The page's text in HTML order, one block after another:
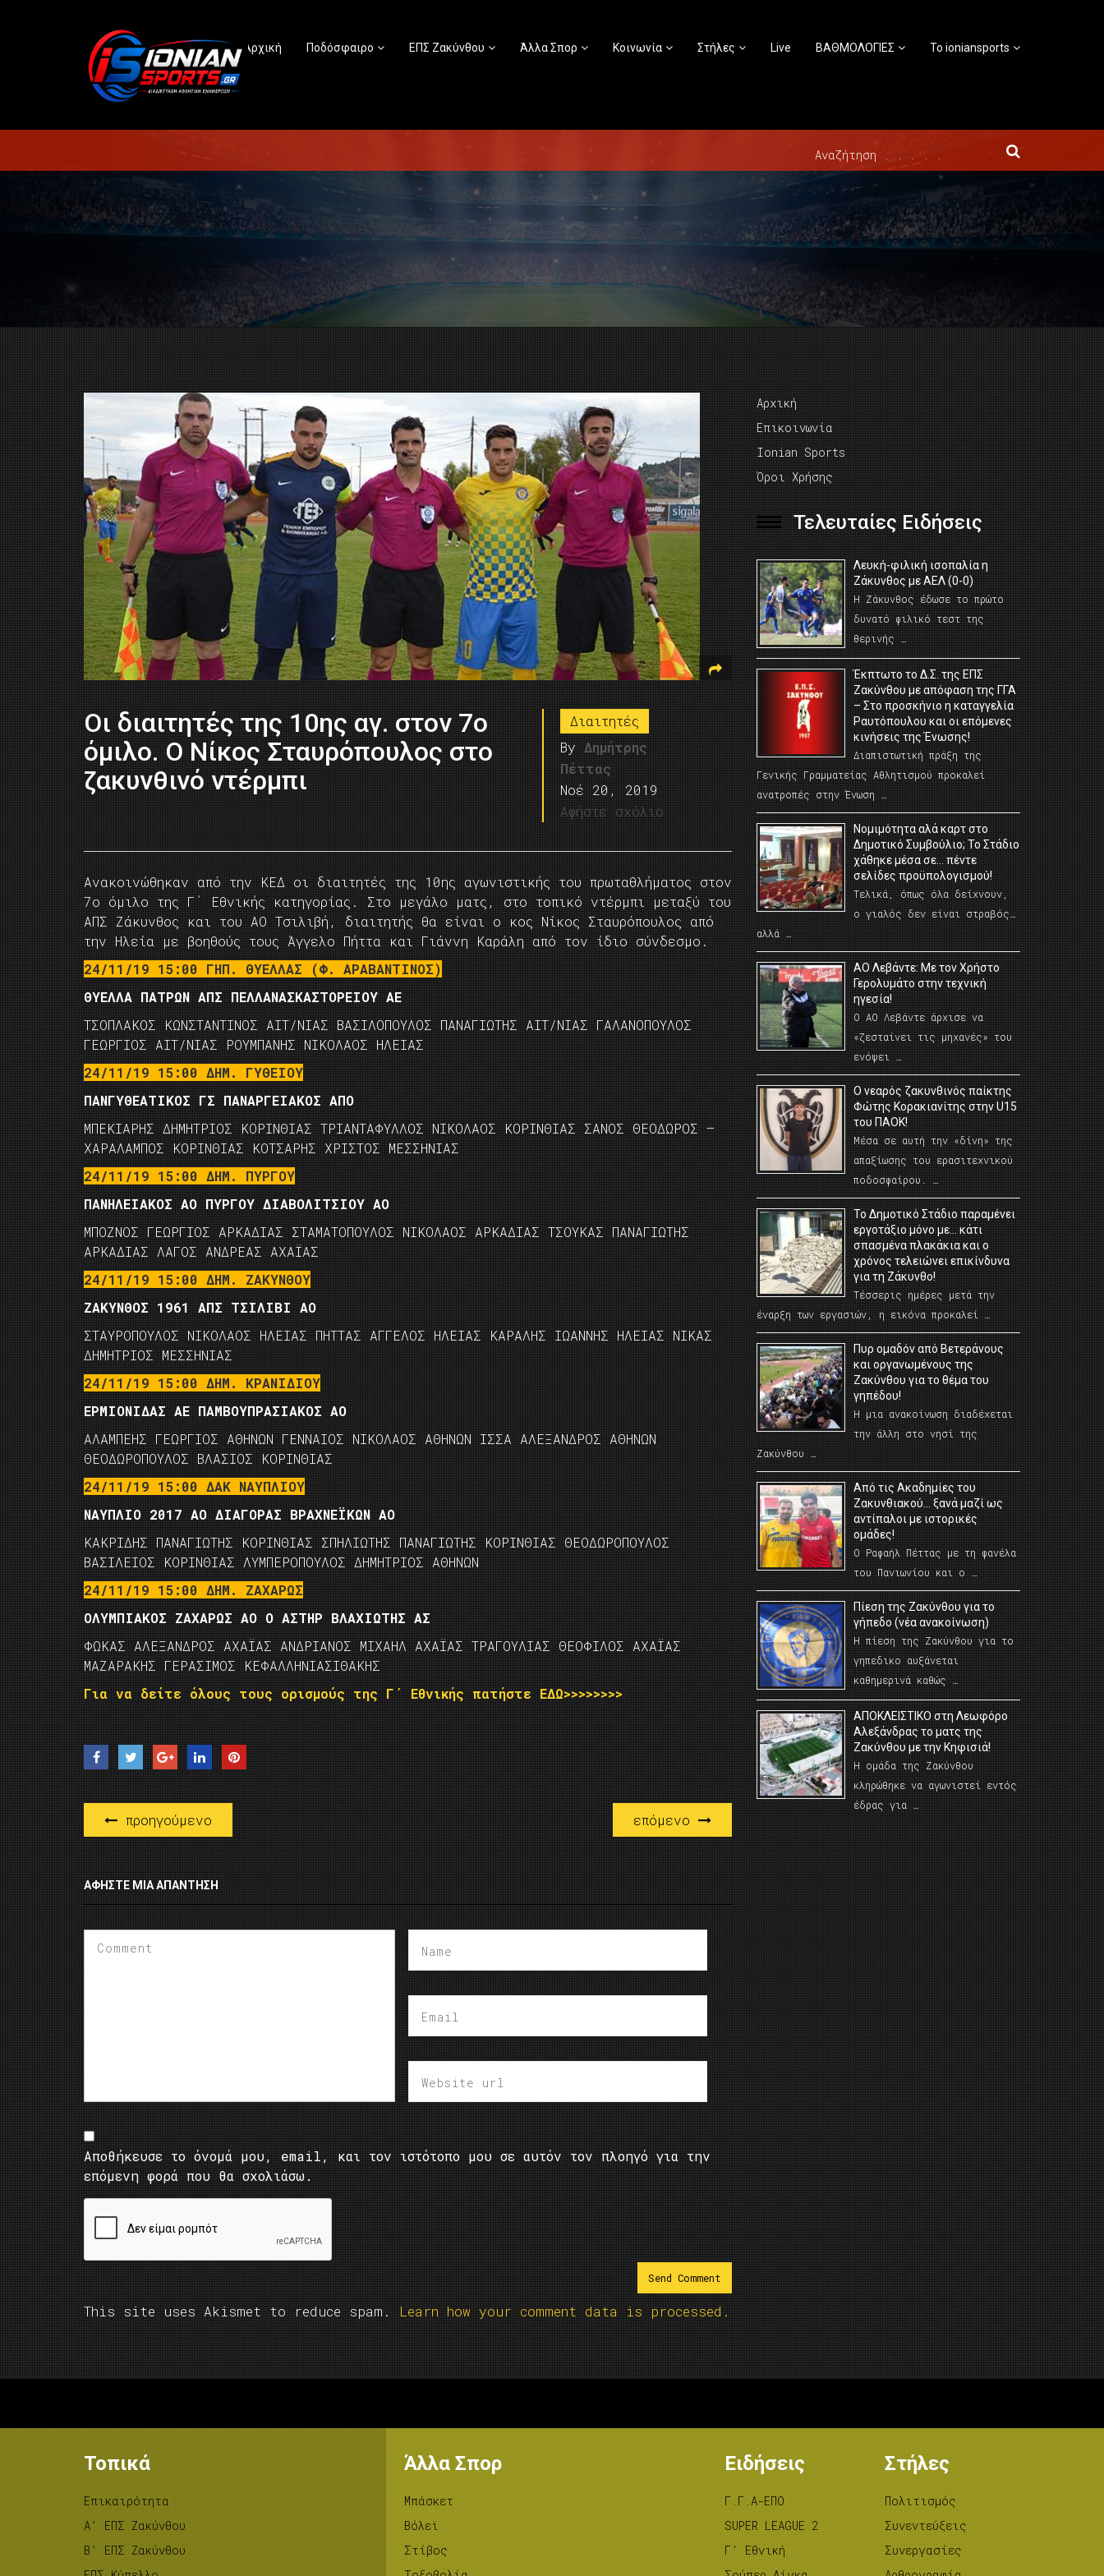
Αρχική Ποδόσφαιρο ΕΠΣ Ζακύνθου Άλλα Σπορ Κοινωνία Στήλες Live ΒΑΘΜΟΛΟΓΙΕΣ Το ioniansports
Οι διαιτητές της 10ης αγ. στον 7ο
όμιλο. Ο Νίκος Σταυρόπουλος στο
ζακυνθινό ντέρμπι
Διαιτητές
By Δημήτρης
Πέττας
Νοέ 20, 2019
Αφήστε σχόλιο
Ανακοινώθηκαν από την ΚΕΔ οι διαιτητές της 10ης αγωνιστικής του πρωταθλήματος στον
7ο όμιλο της Γ΄ Εθνικής κατηγορίας. Στο μεγάλο ματς, στο τοπικό ντέρμπι μεταξύ του
ΑΠΣ Ζάκυνθος και του ΑΟ Τσιλιβή, διαιτητής θα είναι ο κος Νίκος Σταυρόπουλος από
την Ηλεία με βοηθούς τους Άγγελο Πήττα και Γιάννη Καράλη από τον ίδιο σύνδεσμο.
24/11/19 15:00 ΓΗΠ. ΘΥΕΛΛΑΣ (Φ. ΑΡΑΒΑΝΤΙΝΟΣ)
ΘΥΕΛΛΑ ΠΑΤΡΩΝ ΑΠΣ ΠΕΛΛΑΝΑΣΚΑΣΤΟΡΕΙΟΥ ΑΕ
ΤΣΟΠΛΑΚΟΣ ΚΩΝΣΤΑΝΤΙΝΟΣ ΑΙΤ/ΝΙΑΣ ΒΑΣΙΛΟΠΟΥΛΟΣ ΠΑΝΑΓΙΩΤΗΣ ΑΙΤ/ΝΙΑΣ ΓΑΛΑΝΟΠΟΥΛΟΣ
ΓΕΩΡΓΙΟΣ ΑΙΤ/ΝΙΑΣ ΡΟΥΜΠΑΝΗΣ ΝΙΚΟΛΑΟΣ ΗΛΕΙΑΣ
24/11/19 15:00 ΔΗΜ. ΓΥΘΕΙΟΥ
ΠΑΝΓΥΘΕΑΤΙΚΟΣ ΓΣ ΠΑΝΑΡΓΕΙΑΚΟΣ ΑΠΟ
ΜΠΕΚΙΑΡΗΣ ΔΗΜΗΤΡΙΟΣ ΚΟΡΙΝΘΙΑΣ ΤΡΙΑΝΤΑΦΥΛΛΟΣ ΝΙΚΟΛΑΟΣ ΚΟΡΙΝΘΙΑΣ ΣΑΝΟΣ ΘΕΟΔΩΡΟΣ –
ΧΑΡΑΛΑΜΠΟΣ ΚΟΡΙΝΘΙΑΣ ΚΟΤΣΑΡΗΣ ΧΡΙΣΤΟΣ ΜΕΣΣΗΝΙΑΣ
24/11/19 15:00 ΔΗΜ. ΠΥΡΓΟΥ
ΠΑΝΗΛΕΙΑΚΟΣ ΑΟ ΠΥΡΓΟΥ ΔΙΑΒΟΛΙΤΣΙΟΥ ΑΟ
ΜΠΟΖΝΟΣ ΓΕΩΡΓΙΟΣ ΑΡΚΑΔΙΑΣ ΣΤΑΜΑΤΟΠΟΥΛΟΣ ΝΙΚΟΛΑΟΣ ΑΡΚΑΔΙΑΣ ΤΣΟΥΚΑΣ ΠΑΝΑΓΙΩΤΗΣ
ΑΡΚΑΔΙΑΣ ΛΑΓΟΣ ΑΝΔΡΕΑΣ ΑΧΑΪΑΣ
24/11/19 15:00 ΔΗΜ. ΖΑΚΥΝΘΟΥ
ΖΑΚΥΝΘΟΣ 1961 ΑΠΣ ΤΣΙΛΙΒΙ ΑΟ
ΣΤΑΥΡΟΠΟΥΛΟΣ ΝΙΚΟΛΑΟΣ ΗΛΕΙΑΣ ΠΗΤΤΑΣ ΑΓΓΕΛΟΣ ΗΛΕΙΑΣ ΚΑΡΑΛΗΣ ΙΩΑΝΝΗΣ ΗΛΕΙΑΣ ΝΙΚΑΣ
ΔΗΜΗΤΡΙΟΣ ΜΕΣΣΗΝΙΑΣ
24/11/19 15:00 ΔΗΜ. ΚΡΑΝΙΔΙΟΥ
ΕΡΜΙΟΝΙΔΑΣ ΑΕ ΠΑΜΒΟΥΠΡΑΣΙΑΚΟΣ ΑΟ
ΑΛΑΜΠΕΗΣ ΓΕΩΡΓΙΟΣ ΑΘΗΝΩΝ ΓΕΝΝΑΙΟΣ ΝΙΚΟΛΑΟΣ ΑΘΗΝΩΝ ΙΣΣΑ ΑΛΕΞΑΝΔΡΟΣ ΑΘΗΝΩΝ
ΘΕΟΔΩΡΟΠΟΥΛΟΣ ΒΛΑΣΙΟΣ ΚΟΡΙΝΘΙΑΣ
24/11/19 15:00 ΔΑΚ ΝΑΥΠΛΙΟΥ
ΝΑΥΠΛΙΟ 2017 ΑΟ ΔΙΑΓΟΡΑΣ ΒΡΑΧΝΕΪΚΩΝ ΑΟ
ΚΑΚΡΙΔΗΣ ΠΑΝΑΓΙΩΤΗΣ ΚΟΡΙΝΘΙΑΣ ΣΠΗΛΙΩΤΗΣ ΠΑΝΑΓΙΩΤΗΣ ΚΟΡΙΝΘΙΑΣ ΘΕΟΔΩΡΟΠΟΥΛΟΣ
ΒΑΣΙΛΕΙΟΣ ΚΟΡΙΝΘΙΑΣ ΛΥΜΠΕΡΟΠΟΥΛΟΣ ΔΗΜΗΤΡΙΟΣ ΑΘΗΝΩΝ
24/11/19 15:00 ΔΗΜ. ΖΑΧΑΡΩΣ
ΟΛΥΜΠΙΑΚΟΣ ΖΑΧΑΡΩΣ ΑΟ Ο ΑΣΤΗΡ ΒΛΑΧΙΩΤΗΣ ΑΣ
ΦΩΚΑΣ ΑΛΕΞΑΝΔΡΟΣ ΑΧΑΪΑΣ ΑΝΔΡΙΑΝΟΣ ΜΙΧΑΗΛ ΑΧΑΪΑΣ ΤΡΑΓΟΥΛΙΑΣ ΘΕΟΦΙΛΟΣ ΑΧΑΪΑΣ
ΜΑΖΑΡΑΚΗΣ ΓΕΡΑΣΙΜΟΣ ΚΕΦΑΛΛΗΝΙΑΣΙΘΑΚΗΣ
Για να δείτε όλους τους ορισμούς της Γ΄ Εθνικής πατήστε ΕΔΩ>>>>>>>>
προηγούμενο επόμενο
ΑΦΉΣΤΕ ΜΙΑ ΑΠΆΝΤΗΣΗ
Αποθήκευσε το όνομά μου, email, και τον ιστότοπο μου σε αυτόν τον πλοηγό για την
επόμενη φορά που θα σχολιάσω.
This site uses Akismet to reduce spam. Learn how your comment data is processed.
Αρχική
Επικοινωνία
Ionian Sports
Όροι Χρήσης
Τελευταίες Ειδήσεις
Λευκή-φιλική ισοπαλία η
Ζάκυνθος με ΑΕΛ (0-0)
Η Ζάκυνθος έδωσε το πρώτο
δυνατό φιλικό τεστ της
θερινής …
Έκπτωτο το Δ.Σ. της ΕΠΣ
Ζακύνθου με απόφαση της ΓΓΑ
– Στο προσκήνιο η καταγγελία
Ραυτόπουλου και οι επόμενες
κινήσεις της Ένωσης!
Διαπιστωτική πράξη της
Γενικής Γραμματείας Αθλητισμού προκαλεί
ανατροπές στην Ένωση …
Νομιμότητα αλά καρτ στο
Δημοτικό Συμβούλιο; Το Στάδιο
χάθηκε μέσα σε… πέντε
σελίδες προϋπολογισμού!
Τελικά, όπως όλα δείχνουν,
ο γιαλός δεν είναι στραβός…
αλλά …
ΑΟ Λεβάντε: Με τον Χρήστο
Γερολυμάτο στην τεχνική
ηγεσία!
Ο ΑΟ Λεβάντε άρχισε να
«ζεσταίνει τις μηχανές» του
ενόψει …
O νεαρός ζακυνθινός παίκτης
Φώτης Κορακιανίτης στην U15
του ΠΑΟΚ!
Μέσα σε αυτή την «δίνη» της
απαξίωσης του ερασιτεχνικού
ποδοσφαίρου. …
Το Δημοτικό Στάδιο παραμένει
εργοτάξιο μόνο με… κάτι
σπασμένα πλακάκια και ο
χρόνος τελειώνει επικίνδυνα
για τη Ζάκυνθο!
Τέσσερις ημέρες μετά την
έναρξη των εργασιών, η εικόνα προκαλεί …
Πυρ ομαδόν από Βετεράνους
και οργανωμένους της
Ζακύνθου για το θέμα του
γηπέδου!
Η μια ανακοίνωση διαδέχεται
την άλλη στο νησί της
Ζακύνθου …
Από τις Ακαδημίες του
Ζακυνθιακού… ξανά μαζί ως
αντίπαλοι με ιστορικές
ομάδες!
Ο Ραφαήλ Πέττας με τη φανέλα
του Πανιωνίου και ο …
Πίεση της Ζακύνθου για το
γήπεδο (νέα ανακοίνωση)
Η πίεση της Ζακύνθου για το
γηπεδικο αυξάνεται
καθημερινά καθώς …
AΠΟΚΛΕΙΣΤΙΚΟ στη Λεωφόρο
Αλεξάνδρας το ματς της
Ζακύνθου με την Κηφισιά!
Η ομάδα της Ζακύνθου
κληρώθηκε να αγωνιστεί εντός
έδρας για …
Τοπικά
Επικαιρότητα
A’ ΕΠΣ Ζακύνθου
B’ ΕΠΣ Ζακύνθου
Άλλα Σπορ
Μπάσκετ
Βόλεϊ
Στίβος
Ειδήσεις
Γ.Γ.Α-ΕΠΟ
SUPER LEAGUE 2
Γ’ Εθνική
Στήλες
Πολιτισμός
Συνεντεύξεις
Συνεργασίες